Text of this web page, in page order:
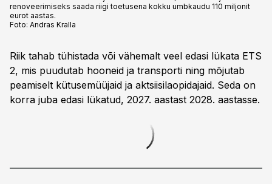
renoveerimiseks saada riigi toetusena kokku umbkaudu 110 miljonit
eurot aastas.
Foto: Andras Kralla
Riik tahab tühistada või vähemalt veel edasi lükata ETS
2, mis puudutab hooneid ja transporti ning mõjutab
peamiselt kütusemüüjaid ja aktsiisilaopidajaid. Seda on
korra juba edasi lükatud, 2027. aastast 2028. aastasse.